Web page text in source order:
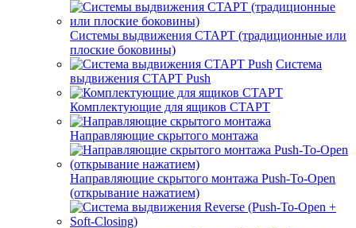
Системы выдвижения СТАРТ (традиционные или
плоские боковины)
Система
выдвижения СТАРТ Push
Комплектующие для ящиков СТАРТ
Направляющие скрытого монтажа
Направляющие скрытого монтажа Push-To-Open
(открывание нажатием)